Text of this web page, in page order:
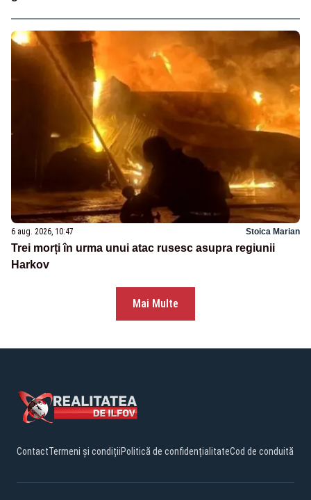
6 aug. 2026, 10:47 Stoica Marian
Trei morți în urma unui atac rusesc asupra regiunii
Harkov
Mai Multe
ContactTermeni și condițiiPolitică de confidențialitateCod de conduită